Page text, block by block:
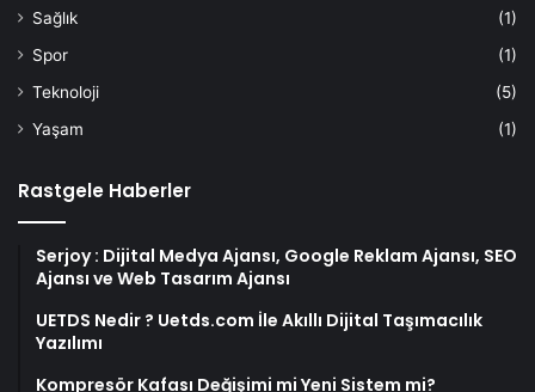
Sağlık
(1)
Spor
(1)
Teknoloji
(5)
Yaşam
(1)
Rastgele Haberler
Serjoy : Dijital Medya Ajansı, Google Reklam Ajansı, SEO
Ajansı ve Web Tasarım Ajansı
UETDS Nedir ? Uetds.com İle Akıllı Dijital Taşımacılık
Yazılımı
Kompresör Kafası Değişimi mi Yeni Sistem mi?